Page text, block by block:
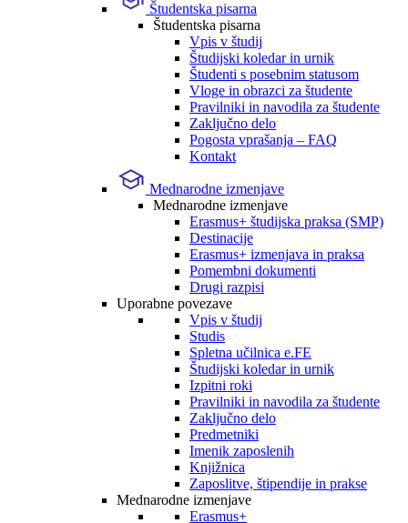
Študentska pisarna
Študentska pisarna
Vpis v študij
Študijski koledar in urnik
Študenti s posebnim statusom
Vloge in obrazci za študente
Pravilniki in navodila za študente
Zaključno delo
Pogosta vprašanja – FAQ
Kontakt
Mednarodne izmenjave
Mednarodne izmenjave
Erasmus+ študijska praksa (SMP)
Destinacije
Erasmus+ izmenjava in praksa
Pomembni dokumenti
Drugi razpisi
Uporabne povezave
Vpis v študij
Studis
Spletna učilnica e.FE
Študijski koledar in urnik
Izpitni roki
Pravilniki in navodila za študente
Zaključno delo
Predmetniki
Imenik zaposlenih
Knjižnica
Zaposlitve, štipendije in prakse
Mednarodne izmenjave
Erasmus+